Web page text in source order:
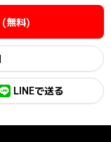
(無料)
LINEで送る